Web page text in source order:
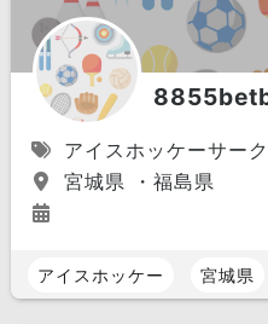
アイスホッケーサー
宮城県 ・福島県
アイスホッケー 宮城県